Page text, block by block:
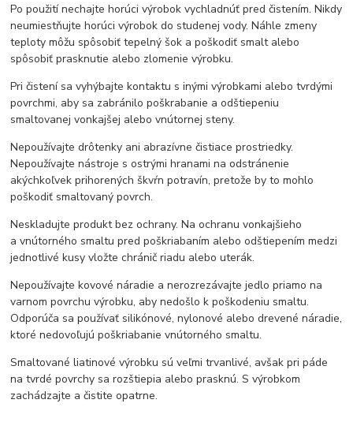
Po použití nechajte horúci výrobok vychladnúť pred čistením. Nikdy
neumiestňujte horúci výrobok do studenej vody. Náhle zmeny
teploty môžu spôsobiť tepelný šok a poškodiť smalt alebo
spôsobiť prasknutie alebo zlomenie výrobku.
Pri čistení sa vyhýbajte kontaktu s inými výrobkami alebo tvrdými
povrchmi, aby sa zabránilo poškrabanie a odštiepeniu
smaltovanej vonkajšej alebo vnútornej steny.
Nepoužívajte drôtenky ani abrazívne čistiace prostriedky.
Nepoužívajte nástroje s ostrými hranami na odstránenie
akýchkoľvek prihorených škvŕn potravín, pretože by to mohlo
poškodiť smaltovaný povrch.
Neskladujte produkt bez ochrany. Na ochranu vonkajšieho
a vnútorného smaltu pred poškriabaním alebo odštiepením medzi
jednotlivé kusy vložte chránič riadu alebo uterák.
Nepoužívajte kovové náradie a nerozrezávajte jedlo priamo na
varnom povrchu výrobku, aby nedošlo k poškodeniu smaltu.
Odporúča sa používať silikónové, nylonové alebo drevené náradie,
ktoré nedovoľujú poškriabanie vnútorného smaltu.
Smaltované liatinové výrobku sú veľmi trvanlivé, avšak pri páde
na tvrdé povrchy sa rozštiepia alebo prasknú. S výrobkom
zachádzajte a čistite opatrne.